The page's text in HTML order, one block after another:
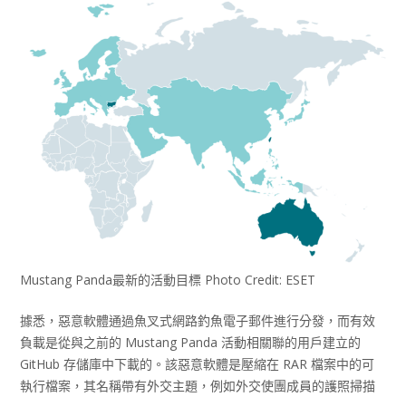
Mustang Panda最新的活動目標 Photo Credit: ESET
據悉，惡意軟體通過魚叉式網路釣魚電子郵件進行分發，而有效
負載是從與之前的 Mustang Panda 活動相關聯的用戶建立的
GitHub 存儲庫中下載的。該惡意軟體是壓縮在 RAR 檔案中的可
執行檔案，其名稱帶有外交主題，例如外交使團成員的護照掃描